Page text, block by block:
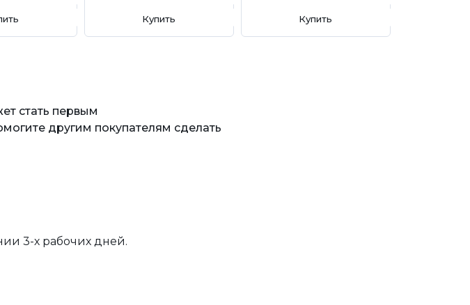
Купить Купить
стать первым
другим покупателям сделать
3-х рабочих дней.